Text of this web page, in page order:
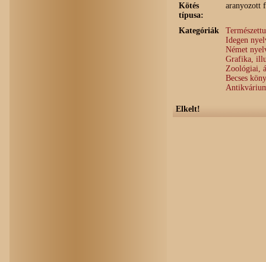
Kötés
típusa:
aranyozott
Kategóriák
Idegen
Német
Grafika,
Zoológiai,
Becses
Elkelt!